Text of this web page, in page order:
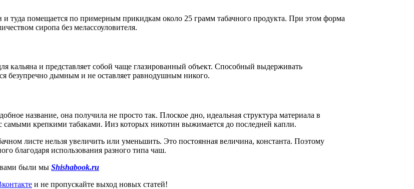
помещается по примерным прикидкам около 25 грамм табачного продукта. При этом форма
сиропа без мелассоуловителя.
кальяна и представляет собой чаще глазированный объект. Способный выдерживать
безупречно дымным и не оставляет равнодушным никого.
название, она получила не просто так. Плоское дно, идеальная структура материала в
самыми крепкими табаками. Ииз которых никотин выжимается до последней капли.
листе нельзя увеличить или уменьшить. Это постоянная величина, константа. Поэтому
благодаря использования разного типа чаш.
были мы Shishabook.ru
и не пропускайте выход новых статей!